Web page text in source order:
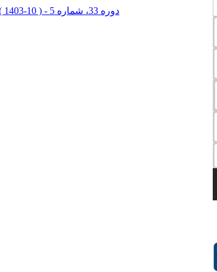
دوره 33، شماره 5 - ( 10-1403 )